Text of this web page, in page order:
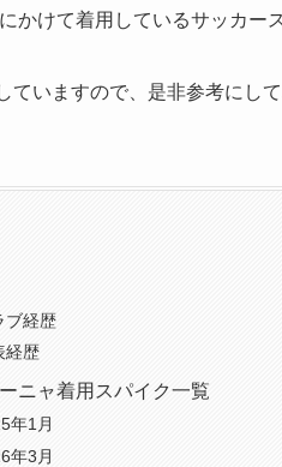
かけて着用しているサッカー
ていますので、是非参考にして
ブ経歴
経歴
ニャ着用スパイク一覧
年1月
年3月